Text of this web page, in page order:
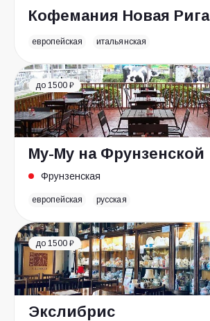
Кофемания Новая Рига
европейская итальянская
до 1500 ₽
Му-Му на Фрунзенской
Фрунзенская
европейская русская
до 1500 ₽
Экслибрис